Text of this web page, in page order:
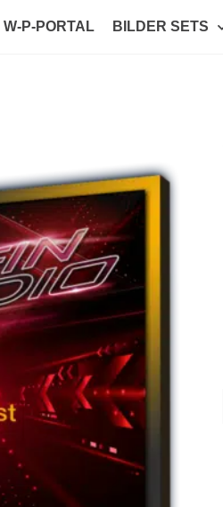
W-P-PORTAL BILDER SETS
Wunschliste
setzen